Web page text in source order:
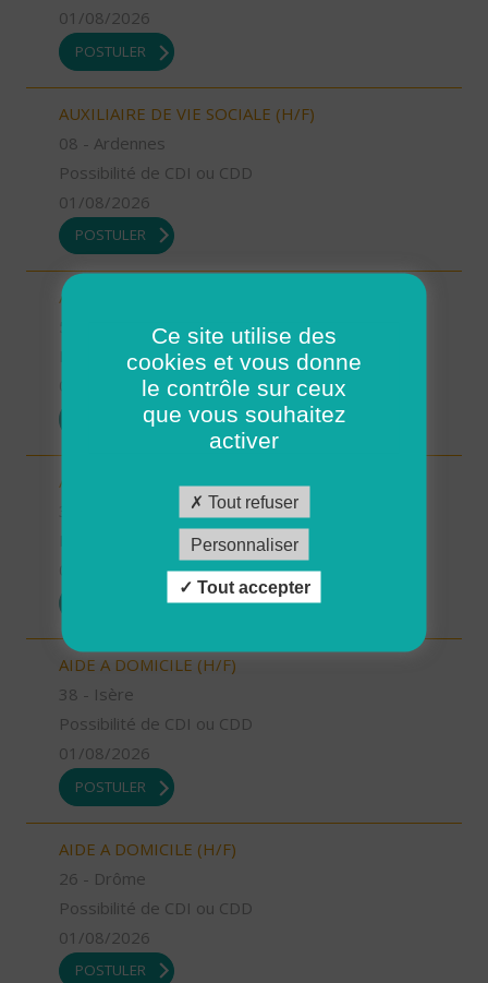
01/08/2026
POSTULER
AUXILIAIRE DE VIE SOCIALE (H/F)
08 - Ardennes
Possibilité de CDI ou CDD
01/08/2026
POSTULER
AIDE SOIGNANT (H/F)
Possibilité de CDI ou CDD
01/08/2026
POSTULER
AIDE SOIGNANT (H/F)
Possibilité de CDI ou CDD
AIDE A DOMICILE (H/F)
38 - Isère
Possibilité de CDI ou CDD
01/08/2026
POSTULER
AIDE A DOMICILE (H/F)
26 - Drôme
Possibilité de CDI ou CDD
01/08/2026
POSTULER
Ce site utilise des
cookies et vous donne
le contrôle sur ceux
que vous souhaitez
activer
Tout refuser
Personnaliser
Tout accepter